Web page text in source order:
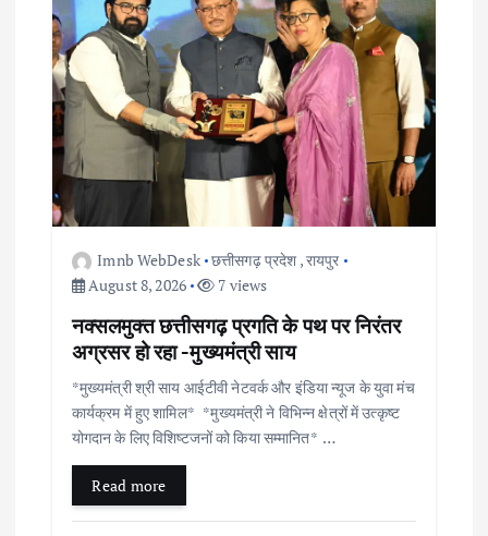
g
a
t
Imnb WebDesk छत्तीसगढ़ प्रदेश ,रायपुर
August 8, 2026
7 views
नक्सलमुक्त छत्तीसगढ़ प्रगति के पथ पर निरंतर
अग्रसर हो रहा -मुख्यमंत्री साय
*मुख्यमंत्री श्री साय आईटीवी नेटवर्क और इंडिया न्यूज के युवा मंच
कार्यक्रम में हुए शामिल* *मुख्यमंत्री ने विभिन्न क्षेत्रों में उत्कृष्ट
योगदान के लिए विशिष्टजनों को किया सम्मानित* …
Read more